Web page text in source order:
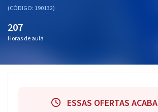
(CÓDIGO: 190132)
207
Horas de aula
ESSAS OFERTAS